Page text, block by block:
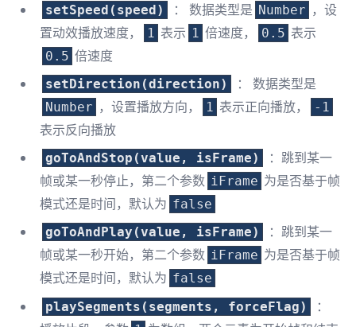
setSpeed(speed) ： 数据类型是 Number ，设
置动效播放速度，
1 表示 1 倍速度， 0.5 表示
0.5 倍速度
setDirection(direction) ： 数据类型是
Number ，设置播放方向， 1 表示正向播放， -1
表示反向播放
goToAndStop(value, isFrame)
：跳到某一
帧或某一秒停止，第二个参数 iFrame 为是否基于帧
模式还是时间，默认为 false
goToAndPlay(value, isFrame)
：跳到某一
帧或某一秒开始，第二个参数 iFrame 为是否基于帧
模式还是时间，默认为 false
playSegments(segments, forceFlag)
：